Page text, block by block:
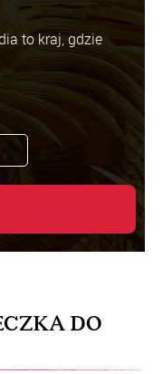
to kraj, gdzie
DO